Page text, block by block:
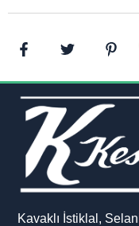
Kavaklı İstiklal,